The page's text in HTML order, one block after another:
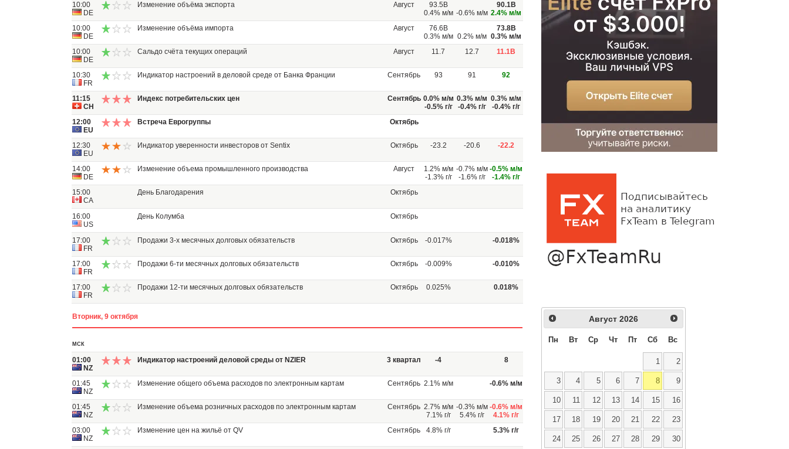
10:00
DE
Изменение объёма экспорта Август
93.5B
0.4% м/м -0.6% м/м
90.1B
2.4% м/м
10:00
DE
Изменение объёма импорта Август
76.6B
0.3% м/м 0.2% м/м
73.8B
0.3% м/м
10:00
DE
Сальдо счёта текущих операций Август 11.7 12.7 11.1B
10:30
FR
Индикатор настроений в деловой среде от Банка Франции Сентябрь 93 91 92
11:15
CH
Индекс потребительских цен Сентябрь 0.0% м/м
-0.5% г/г
0.3% м/м
-0.4% г/г
0.3% м/м
-0.4% г/г
12:00
EU
Встреча Еврогруппы Октябрь
12:30
EU
Индикатор уверенности инвесторов от Sentix Октябрь -23.2 -20.6 -22.2
14:00
DE
Изменение объема промышленного производства Август
1.2% м/м
-1.3% г/г
-0.7% м/м
-1.6% г/г
-0.5% м/м
-1.4% г/г
15:00
CA
День Благодарения Октябрь
16:00
US
День Колумба Октябрь
17:00
FR
Продажи 3-х месячных долговых обязательств Октябрь -0.017% -0.018%
17:00
FR
Продажи 6-ти месячных долговых обязательств Октябрь -0.009% -0.010%
17:00
FR
Продажи 12-ти месячных долговых обязательств Октябрь 0.025% 0.018%
Вторник, 9 октября
МСК
01:00
NZ
Индикатор настроений деловой среды от NZIER 3 квартал -4 8
01:45
NZ
Изменение общего объема расходов по электронным картам Сентябрь 2.1% м/м -0.6% м/м
01:45
NZ
Изменение объема розничных расходов по электронным картам Сентябрь 2.7% м/м
7.1% г/г
-0.3% м/м
5.4% г/г
-0.6% м/м
4.1% г/г
03:00
NZ
Изменение цен на жильё от QV Сентябрь 4.8% г/г 5.3% г/г
Август 2026
Пн Вт Ср Чт Пт Сб Вс
1 2
3 4 5 6 7 8 9
10 11 12 13 14 15 16
17 18 19 20 21 22 23
24 25 26 27 28 29 30